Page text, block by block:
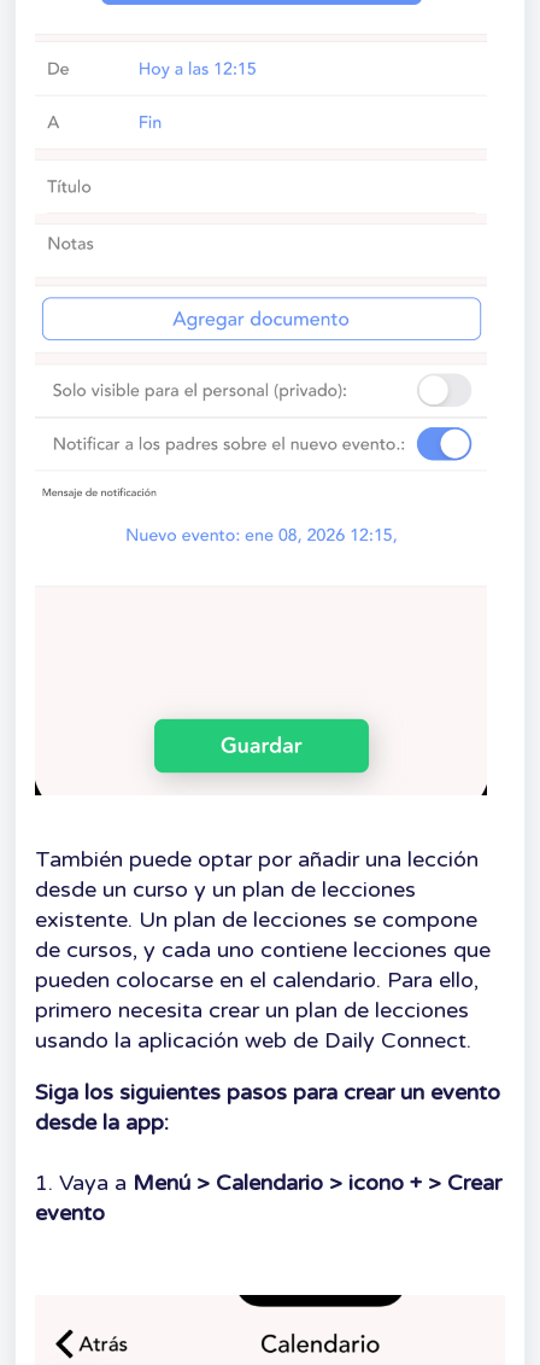
También puede optar por añadir una lección
desde un curso y un plan de lecciones
existente. Un plan de lecciones se compone
de cursos, y cada uno contiene lecciones que
pueden colocarse en el calendario. Para ello,
primero necesita crear un plan de lecciones
usando la aplicación web de Daily Connect.
Siga los siguientes pasos para crear un evento
desde la app:
1. Vaya a Menú > Calendario > icono + > Crear
evento